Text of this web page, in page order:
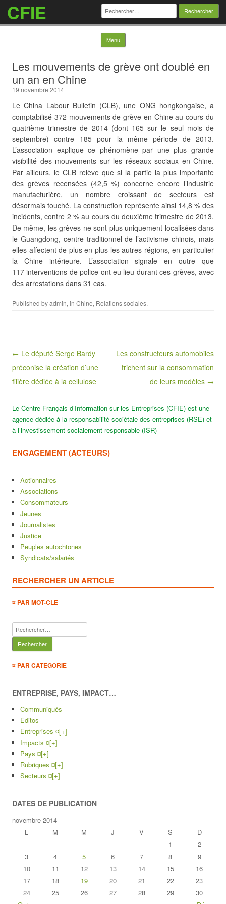
CFIE Rechercher :
Menu Skip to content
Les mouvements de grève ont doublé en
un an en Chine
19 novembre 2014
Le China Labour Bulletin (CLB), une ONG hongkongaise, a
comptabilisé 372 mouvements de grève en Chine au cours du
quatrième trimestre de 2014 (dont 165 sur le seul mois de
septembre) contre 185 pour la même période de 2013.
L’association explique ce phénomène par une plus grande
visibilité des mouvements sur les réseaux sociaux en Chine.
Par ailleurs, le CLB relève que si la partie la plus importante
des grèves recensées (42,5 %) concerne encore l’industrie
manufacturière, un nombre croissant de secteurs est
désormais touché. La construction représente ainsi 14,8 % des
incidents, contre 2 % au cours du deuxième trimestre de 2013.
De même, les grèves ne sont plus uniquement localisées dans
le Guangdong, centre traditionnel de l’activisme chinois, mais
elles affectent de plus en plus les autres régions, en particulier
la Chine intérieure. L’association signale en outre que
117 interventions de police ont eu lieu durant ces grèves, avec
des arrestations dans 31 cas.
Published byadmin, in Chine, Relations sociales.
Post navigation
← Le député Serge Bardy
préconise la création d’une
filière dédiée à la cellulose
Les constructeurs automobiles
trichent sur la consommation
de leurs modèles →
Le Centre Français d’Information sur les Entreprises (CFIE) est une
agence dédiée à la responsabilité sociétale des entreprises (RSE) et
à l’investissement socialement responsable (ISR)
ENGAGEMENT (ACTEURS)
Actionnaires
Associations
Consommateurs
Jeunes
Journalistes
Justice
Peuples autochtones
Syndicats/salariés
RECHERCHER UN ARTICLE
¤ PAR MOT-CLE
Rechercher :
¤ PAR CATEGORIE
ENTREPRISE, PAYS, IMPACT…
Communiqués
Editos
Entreprises ¤[+]
Impacts ¤[+]
Pays ¤[+]
Rubriques ¤[+]
Secteurs ¤[+]
DATES DE PUBLICATION
novembre 2014
L
M M J V S
D
1
2
3
4 5 6 7 8
9
10
11 12 13 14 15
16
17
18 19 20 21 22
23
24
25 26 27 28 29
30